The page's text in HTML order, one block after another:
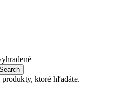
produkty, ktoré hľadáte.